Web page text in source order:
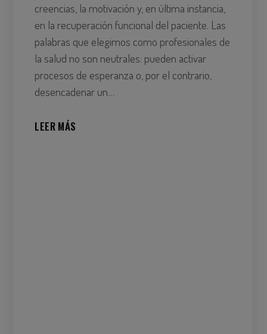
creencias, la motivación y, en última instancia,
en la recuperación funcional del paciente. Las
palabras que elegimos como profesionales de
la salud no son neutrales: pueden activar
procesos de esperanza o, por el contrario,
desencadenar un…
LEER MÁS